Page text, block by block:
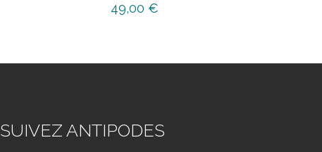
49,00 €
options
SUIVEZ ANTIPODES